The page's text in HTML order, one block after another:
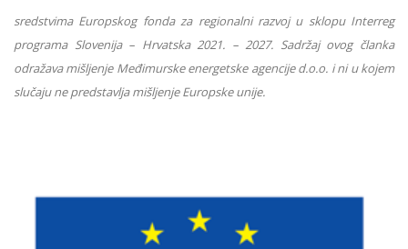
sredstvima Europskog fonda za regionalni razvoj u sklopu Interreg
programa Slovenija – Hrvatska 2021. – 2027. Sadržaj ovog članka
odražava mišljenje Međimurskeenergetske agencijed.o.o. i ni u kojem
slučaju ne predstavlja mišljenje Europske unije.